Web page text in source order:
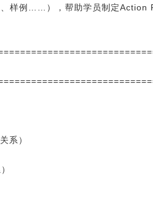
样例……），帮助学员制定Action
系）